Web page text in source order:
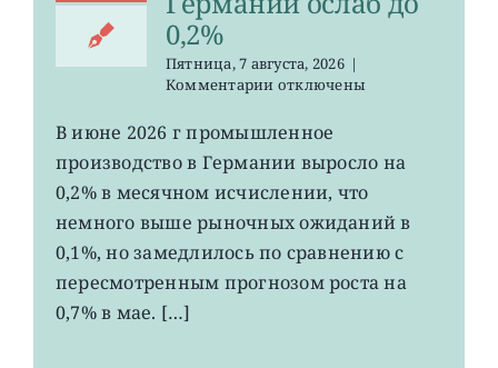
0,2%
Пятница, 7 августа, 2026 |
Комментариик
EWG:
промпроизводства
Германии
до
0,2%
отключены
В июне 2026 г промышленное
производство в Германии выросло на
0,2% в месячном исчислении, что
немного выше рыночных ожиданий в
0,1%, но замедлилось по сравнению с
пересмотренным прогнозом роста на
0,7% в мае. […]